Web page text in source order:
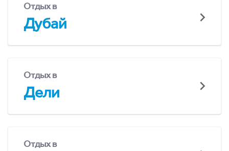
Отдых в
Дубай
Отдых в
Дели
Отдых в